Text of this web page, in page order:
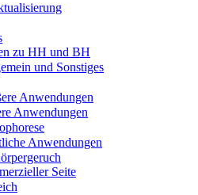
zu HH und BH
und Sonstiges
Anwendungen
Anwendungen
Anwendungen
Seite